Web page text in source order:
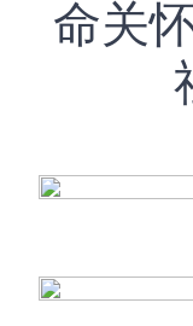
命关